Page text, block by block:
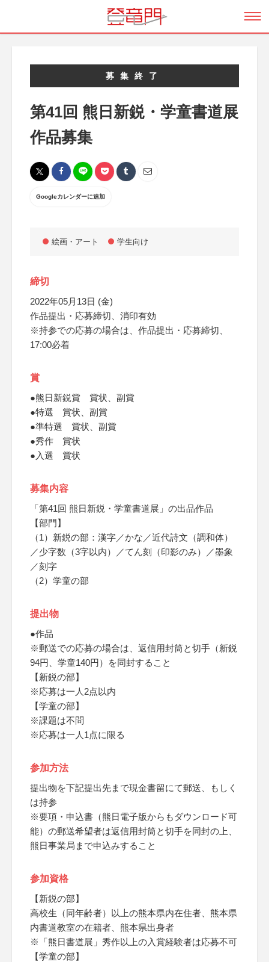
募集終了
第41回 熊日新鋭・学童書道展
作品募集
Googleカレンダーに追加
絵画・アート 学生向け
締切
2022年05月13日 (金)
作品提出・応募締切、消印有効
※持参での応募の場合は、作品提出・応募締切、
17:00必着
賞
●熊日新鋭賞 賞状、副賞
●特選 賞状、副賞
●準特選 賞状、副賞
●秀作 賞状
●入選 賞状
募集内容
「第41回 熊日新鋭・学童書道展」の出品作品
【部門】
（1）新鋭の部：漢字／かな／近代詩文（調和体）
／少字数（3字以内）／てん刻（印影のみ）／墨象
／刻字
（2）学童の部
提出物
●作品
※郵送での応募の場合は、返信用封筒と切手（新鋭
94円、学童140円）を同封すること
【新鋭の部】
※応募は一人2点以内
【学童の部】
※課題は不問
※応募は一人1点に限る
参加方法
提出物を下記提出先まで現金書留にて郵送、もしく
は持参
※要項・申込書（熊日電子版からもダウンロード可
能）の郵送希望者は返信用封筒と切手を同封の上、
熊日事業局まで申込みすること
参加資格
【新鋭の部】
高校生（同年齢者）以上の熊本県内在住者、熊本県
内書道教室の在籍者、熊本県出身者
※「熊日書道展」秀作以上の入賞経験者は応募不可
【学童の部】